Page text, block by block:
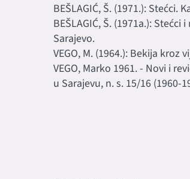
BEŠLAGIĆ, Š. (1971.):
BEŠLAGIĆ, Š. (1971a.):
Sarajevo.
VEGO, M. (1964.): Bekija
VEGO, Marko 1961. - Novi i
u Sarajevu, n. s. 15/16 (1960-